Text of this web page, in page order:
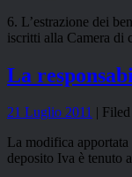
6. L’estrazione dei
iscritti alla Camera di
La
21 Luglio 2011 |
La modifica
deposito Iva è tenuto